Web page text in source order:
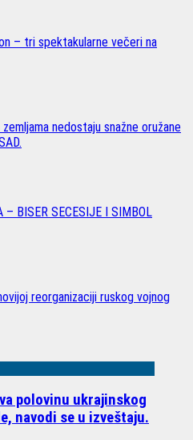
– tri spektakularne večeri na
nedostaju snažne oružane
– BISER SECESIJE I SIMBOL
reorganizaciji ruskog vojnog
polovinu ukrajinskog
navodi se u izveštaju.